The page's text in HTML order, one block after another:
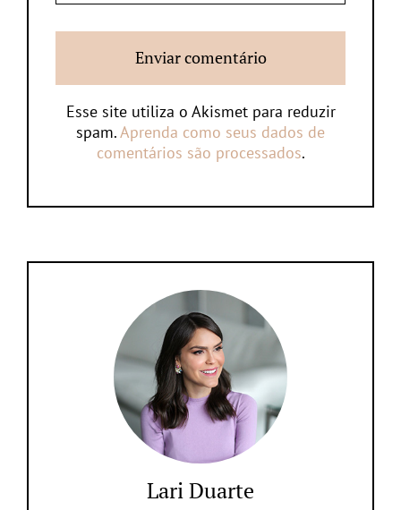
Esse site utiliza o Akismet para reduzir
spam.Aprenda como seus dados de
comentários são processados.
Lari Duarte